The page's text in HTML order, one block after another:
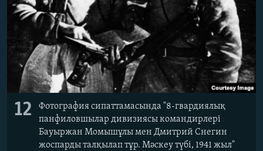
12
Фотография сипаттамасында "8-гвардиялық
панфиловшылар дивизиясы командирлері
Бауыржан Момышұлы мен Дмитрий Снегин
жоспарды талқылап тұр. Мәскеу түбі, 1941 жыл"